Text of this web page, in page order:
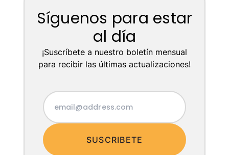
Síguenos para estar
al día
¡Suscríbete a nuestro boletín mensual
para recibir las últimas actualizaciones!
SUSCRIBETE